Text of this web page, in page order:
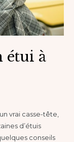
étui à
vrai casse-tête,
d’étuis
conseils